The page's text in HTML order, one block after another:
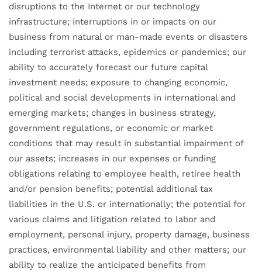
disruptions to the Internet or our technology
infrastructure; interruptions in or impacts on our
business from natural or man-made events or disasters
including terrorist attacks, epidemics or pandemics; our
ability to accurately forecast our future capital
investment needs; exposure to changing economic,
political and social developments in international and
emerging markets; changes in business strategy,
government regulations, or economic or market
conditions that may result in substantial impairment of
our assets; increases in our expenses or funding
obligations relating to employee health, retiree health
and/or pension benefits; potential additional tax
liabilities in the U.S. or internationally; the potential for
various claims and litigation related to labor and
employment, personal injury, property damage, business
practices, environmental liability and other matters; our
ability to realize the anticipated benefits from